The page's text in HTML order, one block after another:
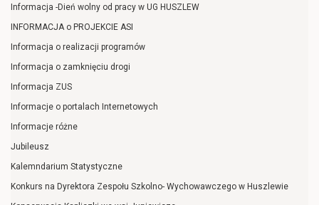
Informacja -Dień wolny od pracy w UG HUSZLEW
INFORMACJA o PROJEKCIE ASI
Informacja o realizacji programów
Informacja o zamknięciu drogi
Informacja ZUS
Informacje o portalach Internetowych
Informacje różne
Jubileusz
Kalemndarium Statystyczne
Konkurs na Dyrektora Zespołu Szkolno- Wychowawczego w Huszlewie